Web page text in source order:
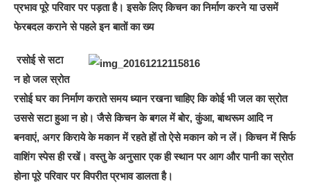
प्रभाव पूरे परिवार पर पड़ता है। इसके लिए किचन का निर्माण करने या उसमें
फेरबदल कराने से पहले इन बातों का ख्य
रसोई से सटा
न हो जल स्रोत
रसोई घर का निर्माण कराते समय ध्यान रखना चाहिए कि कोई भी जल का स्रोत
उससे सटा हुआ न हो। जैसे किचन के बगल में बोर, कुंआ, बाथरूम आदि न
बनवाएं, अगर किराये के मकान में रहते हों तो ऐसे मकान को न लें। किचन में सिर्फ
वाशिंग स्पेस ही रखें। वस्तु के अनुसार एक ही स्थान पर आग और पानी का स्रोत
होना पूरे परिवार पर विपरीत प्रभाव डालता है।